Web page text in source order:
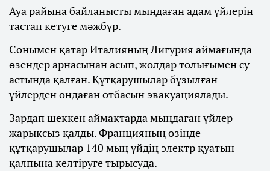
Ауа райына байланысты мыңдаған адам үйлерін
тастап кетуге мәжбүр.
Сонымен қатар Италияның Лигурия аймағында
өзендер арнасынан асып, жолдар толығымен су
астында қалған. Құтқарушылар бұзылған
үйлерден ондаған отбасын эвакуациялады.
Зардап шеккен аймақтарда мыңдаған үйлер
жарықсыз қалды. Францияның өзінде
құтқарушылар 140 мың үйдің электр қуатын
қалпына келтіруге тырысуда.